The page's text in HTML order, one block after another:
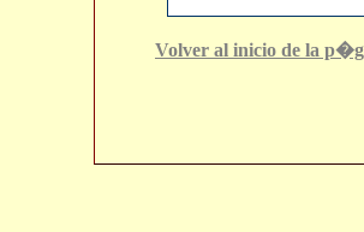
Volver al inicio de la